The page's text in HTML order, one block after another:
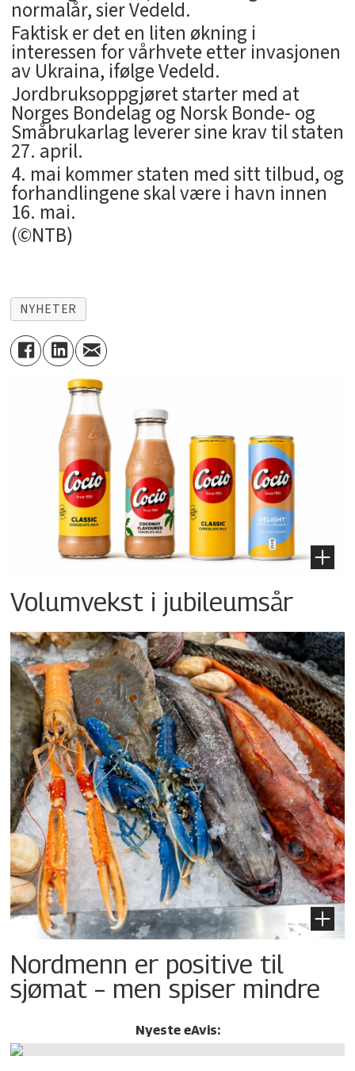
normalår, sier Vedeld.
Faktisk er det en liten økning i
interessen for vårhvete etter invasjonen
av Ukraina, ifølge Vedeld.
Jordbruksoppgjøret starter med at
Norges Bondelag og Norsk Bonde- og
Småbrukarlag leverer sine krav til staten
27. april.
4. mai kommer staten med sitt tilbud, og
forhandlingene skal være i havn innen
16. mai.
(©NTB)
NYHETER
Volumvekst i jubileumsår
Nordmenn er positive til
sjømat – men spiser mindre
Nyeste eAvis: